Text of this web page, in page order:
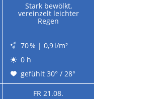
Stark bewölkt,
vereinzelt leichter
Regen
70 % | 0,9 l/m²
0 h
gefühlt 30° / 28°
FR 21.08.